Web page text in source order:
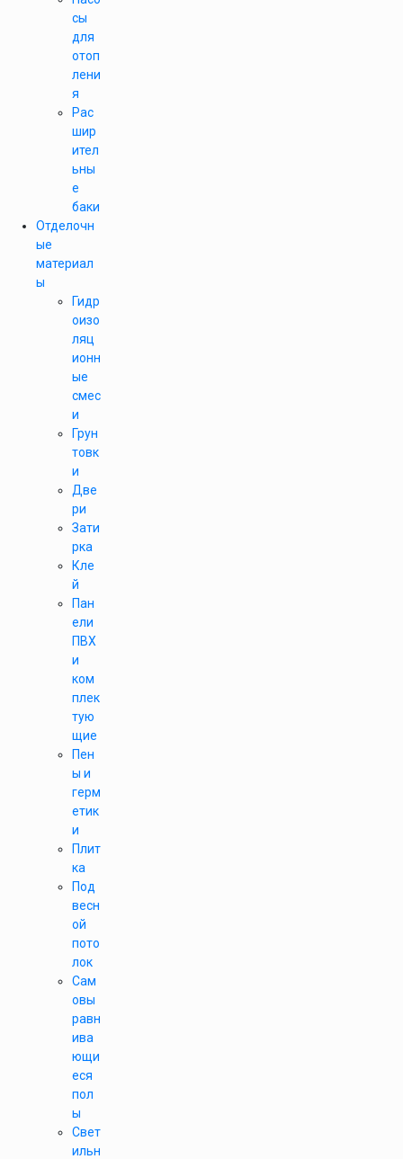
сы
для
отоп
лени
я
Рас
шир
ител
ьны
е
баки
Отделочн
ые
материал
ы
Гидр
оизо
ляц
ионн
ые
смес
и
Грун
товк
и
Две
ри
Зати
рка
Кле
й
Пан
ели
ПВХ
и
ком
плек
тую
щие
Пен
ы и
герм
етик
и
Плит
ка
Под
весн
ой
пото
лок
Сам
овы
равн
ива
ющи
еся
пол
ы
Свет
ильн